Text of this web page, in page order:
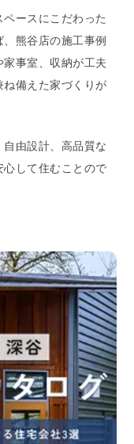
ースにこだわった
熊谷店の施工事例
事室、収納が工夫
備えた家づくりが
由設計、高品質な
して住むことので